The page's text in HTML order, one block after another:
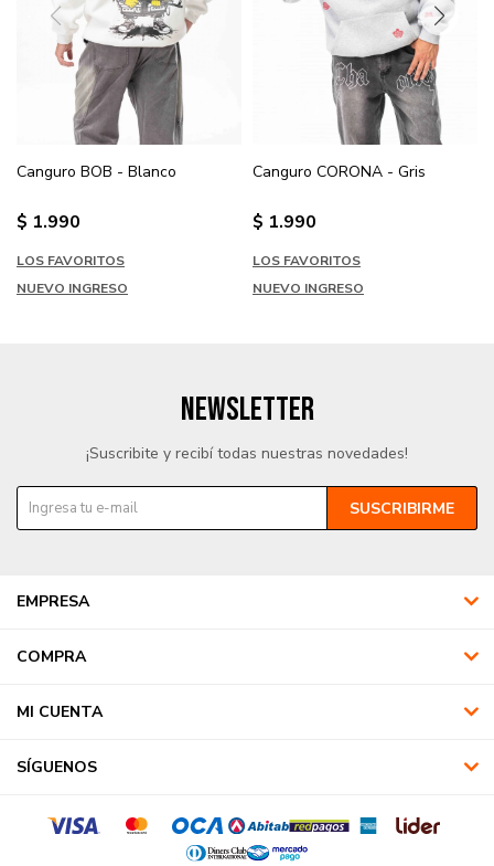
Canguro BOB - Blanco
$ 1.990
LOS FAVORITOS
NUEVO INGRESO
Canguro CORONA - Gris
$ 1.990
LOS FAVORITOS
NUEVO INGRESO
EMPRESA
COMPRA
MI CUENTA
SÍGUENOS
NEWSLETTER
¡Suscribite y recibí todas nuestras novedades!
SUSCRIBIRME